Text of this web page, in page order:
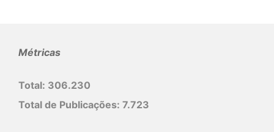
Métricas
Total: 306.230
Total de Publicações: 7.723